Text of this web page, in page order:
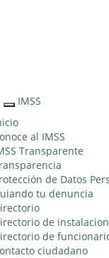
Interruptor
de
Navegación
IMSS
al IMSS
Transparente
de Datos
tu denuncia
de
de
ciudadano